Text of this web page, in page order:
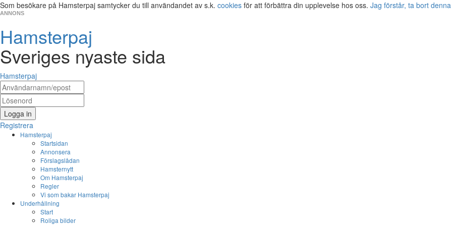
Som besökare på Hamsterpaj samtycker du till användandet av s.k. cookies för att förbättra din upplevelse hos oss. Jag förstår, ta bort
ANNONS
Hamsterpaj
Sveriges nyaste sida
Hamsterpaj
Logga in
Registrera
Hamsterpaj
Startsidan
Annonsera
Förslagslådan
Hamsternytt
Om Hamsterpaj
Regler
Vi som bakar Hamsterpaj
Underhållning
Start
Roliga bilder